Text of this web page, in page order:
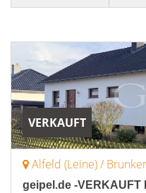
VERKAUFT
Alfeld (Leine) /
geipel.de -